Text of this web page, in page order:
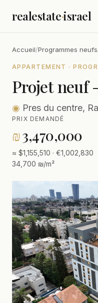
realestate·israel
Accueil/Programmes neufs
APPARTEMENT ·
Projet neuf
◉ Pres du centre,
PRIX DEMANDÉ
₪3,470,000
≈ $1,155,510 · €1,002,830
34,700 ₪/m²